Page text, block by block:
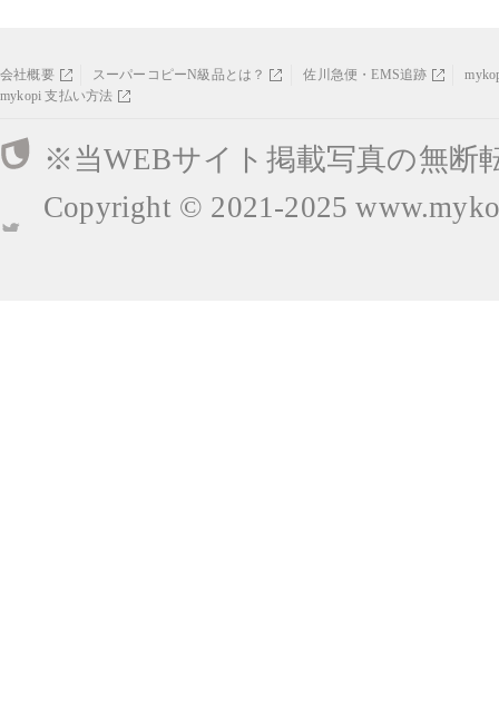
会社概要 スーパーコピーN級品とは？ 佐川急便・EMS追跡
mykopi 支払い方法
※当WEBサイト掲載写真の無断
Copyright © 2021-2025